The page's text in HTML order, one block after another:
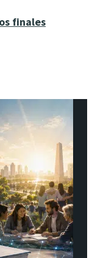
finales